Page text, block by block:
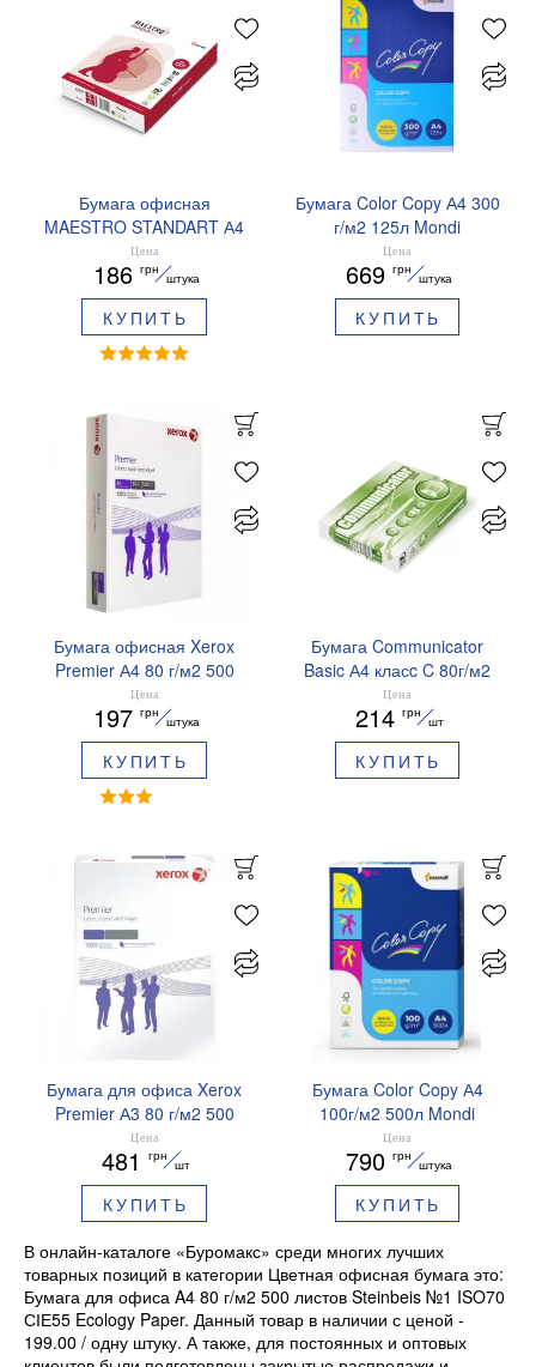
Бумага офисная
MAESTRO STANDART А4
80 г/м2 500 листов класс B
A4.80.Maestro.Standart.plus
Цена
186 грн
штука
КУПИТЬ
Бумага Color Copy А4 300
г/м2 125л Mondi
A4.300.CC
Цена
669 грн
штука
КУПИТЬ
Бумага офисная Xerox
Premier А4 80 г/м2 500
листов класс A
A4.80.Xerox.Premier
Цена
197 грн
штука
КУПИТЬ
Бумага Communicator
Basic А4 класc C 80г/м2
500 листов CM.A4.80.BC
Цена
214 грн
шт
КУПИТЬ
Бумага для офиса Xerox
Premier А3 80 г/м2 500
листов класс A,
A3.80.Xerox.Premier
Цена
481 грн
шт
КУПИТЬ
Бумага Color Copy А4
100г/м2 500л Mondi
A4.100.CC
Цена
790 грн
штука
КУПИТЬ
В онлайн-каталоге «Буромакс» среди многих лучших
товарных позиций в категории Цветная офисная бумага это:
Бумага для офиса A4 80 г/м2 500 листов Steinbeis №1 ISO70
СІЕ55 Ecology Paper. Данный товар в наличии с ценой -
199.00 / одну штуку. А также, для постоянных и оптовых